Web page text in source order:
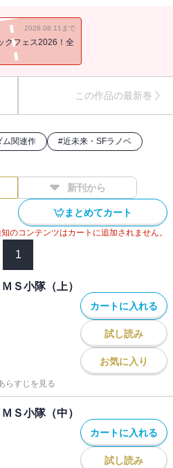
の当たりにするシローたちだった
2026.08.11まで
クフェス2026！全
この作品の最新巻
ム関連作 #近未来・SFラノベ
新刊から
まとめてカート
のコンテンツはカートに追加されません。
1
Ｓ小隊（上）
カートに入れる
試し読み
お気に入り
らすじを見る
Ｓ小隊（中）
カートに入れる
試し読み